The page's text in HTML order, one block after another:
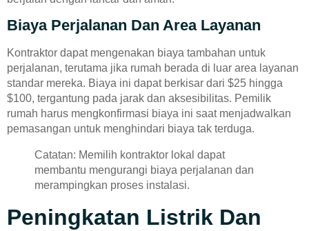
Biaya Perjalanan Dan Area Layanan
Kontraktor dapat mengenakan biaya tambahan untuk
perjalanan, terutama jika rumah berada di luar area layanan
standar mereka. Biaya ini dapat berkisar dari $25 hingga
$100, tergantung pada jarak dan aksesibilitas. Pemilik
rumah harus mengkonfirmasi biaya ini saat menjadwalkan
pemasangan untuk menghindari biaya tak terduga.
Catatan: Memilih kontraktor lokal dapat
membantu mengurangi biaya perjalanan dan
merampingkan proses instalasi.
Peningkatan Listrik Dan